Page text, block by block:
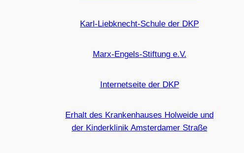
Karl-Liebknecht-Schule der DKP
Marx-Engels-Stiftung e.V.
Internetseite der DKP
Erhalt des Krankenhauses Holweide und
der Kinderklinik Amsterdamer Straße